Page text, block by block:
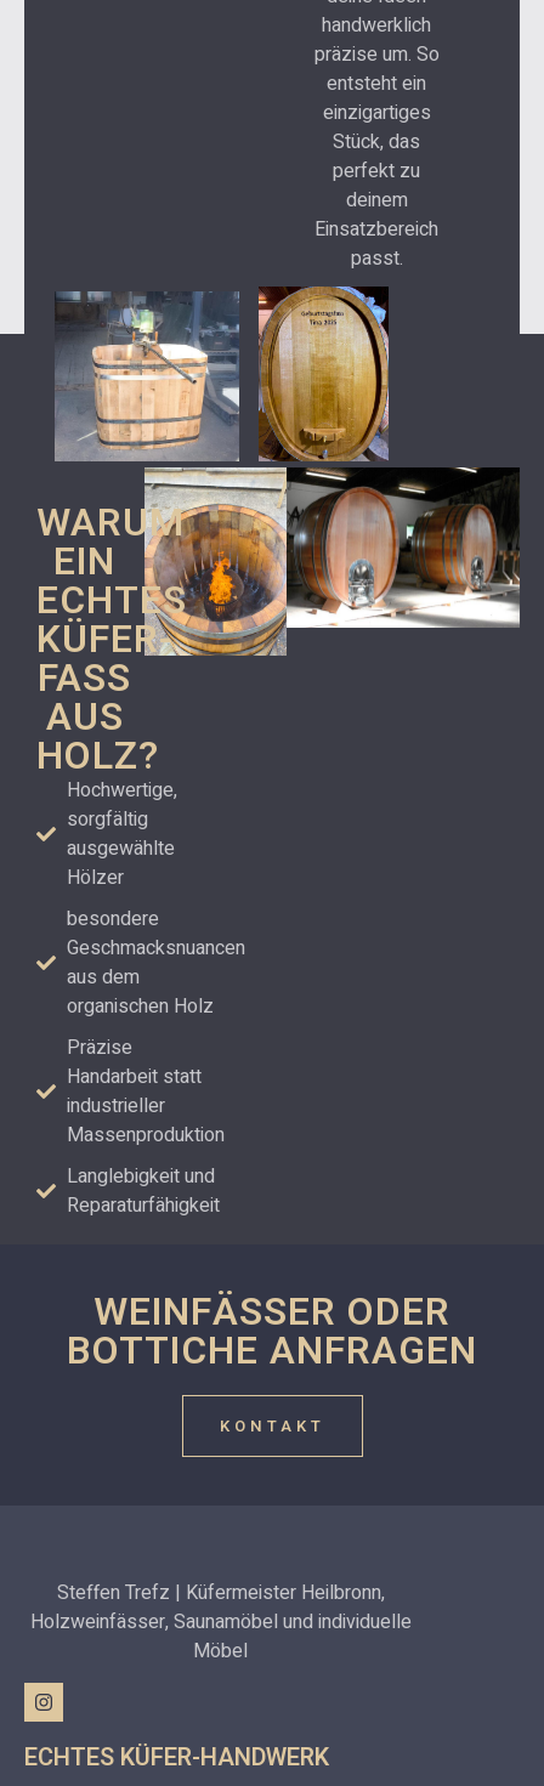
handwerklich
präzise um. So
entsteht ein
einzigartiges
Stück, das
perfekt zu
deinem
Einsatzbereich
passt.
WARUM
EIN
ECHTES
KÜFER-
FASS
AUS
HOLZ?
Hochwertige,
sorgfältig
ausgewählte
Hölzer
besondere
Geschmacksnuancen
aus dem
organischen Holz
Präzise
Handarbeit statt
industrieller
Massenproduktion
Langlebigkeit und
Reparaturfähigkeit
WEINFÄSSER ODER
BOTTICHE ANFRAGEN
KONTAKT
Steffen Trefz | Küfermeister Heilbronn,
Holzweinfässer, Saunamöbel und individuelle
Möbel
ECHTES KÜFER-HANDWERK